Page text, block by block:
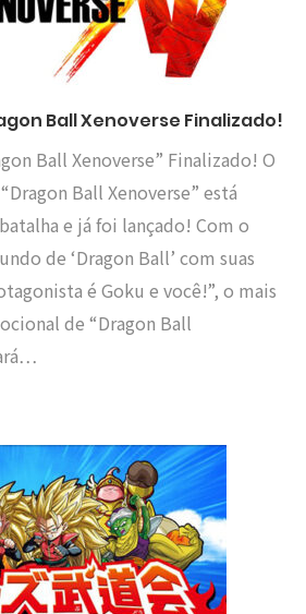
Ball Xenoverse Finalizado!
Ball Xenoverse” Finalizado! O
Ball Xenoverse” está
e já foi lançado! Com o
de ‘Dragon Ball’ com suas
é Goku e você!”, o mais
de “Dragon Ball